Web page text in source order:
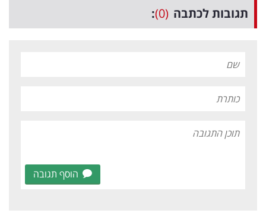
תגובות לכתבה (0)
:
הוסף תגובה